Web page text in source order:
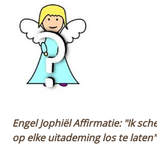
Engel Jophiël Affirmatie: "Ik
op elke uitademing los te laten"